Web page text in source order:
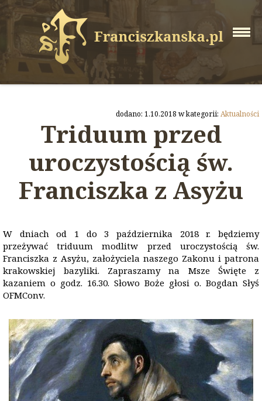
dodano: 1.10.2018 w kategorii: Aktualności
Triduum przed
uroczystością św.
Franciszka z Asyżu
W dniach od 1 do 3 października 2018 r. będziemy
przeżywać triduum modlitw przed uroczystością św.
Franciszka z Asyżu, założyciela naszego Zakonu i patrona
krakowskiej bazyliki. Zapraszamy na Msze Święte z
kazaniem o godz. 16.30. Słowo Boże głosi o. Bogdan Słyś
OFMConv.